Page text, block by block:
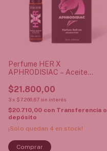
Perfume HER X
APHRODISIAC – Aceite
$21.800,00
3 x $7.266,67 sin interés
$20.710,00 con Transferencia o
depósito
¡Solo quedan 4 en stock!